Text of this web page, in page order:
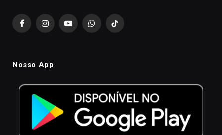
FacebookInstagramYouTubeWhatsAppTikTok
Nosso App